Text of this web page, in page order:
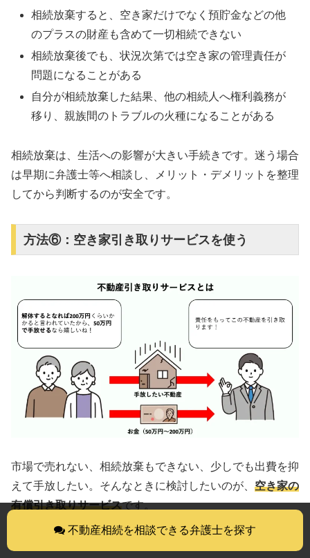
相続放棄すると、空き家だけでなく預貯金などの他
のプラスの財産も含めて一切相続できない
相続放棄後でも、状況次第では空き家の管理責任が
問題になることがある
自分が相続放棄した結果、他の相続人へ権利義務が
移り、親族間のトラブルの火種になることがある
相続放棄は、生活への影響が大きい手続きです。迷う場合
は早期に弁護士等へ相談し、メリット・デメリットを整理
してから判断するのが安全です。
方法⑥：空き家引き取りサービスを使う
市場で売れない、相続放棄もできない、少しでも出費を抑
えて手放したい。そんなときに検討したいのが、 空き家の
有償引き取りサービスです。
不動産相続を相談できる弁護士を探す